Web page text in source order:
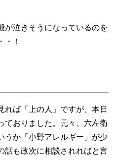
が泣きそうになっているのを
・！
れば「上の人」ですが、本日
ておりました。元々、六左衛
うか「小野アレルギー」が少
話も政次に相談されればと言